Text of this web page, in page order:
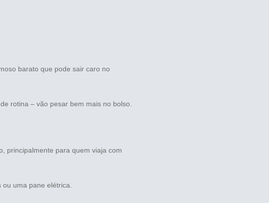
barato que pode sair caro no
rotina – vão pesar bem mais no bolso.
principalmente para quem viaja com
uma pane elétrica.